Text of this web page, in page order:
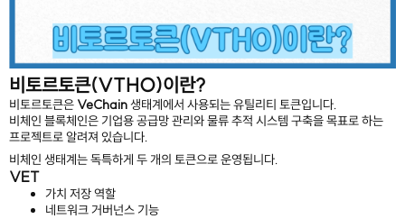
비토르토큰(VTHO)이란?
비토르토큰은 VeChain생태계에서 사용되는 유틸리티 토큰입니다.
비체인 블록체인은 기업용 공급망 관리와 물류 추적 시스템 구축을 목표로 하는
프로젝트로 알려져 있습니다.
비체인 생태계는 독특하게 두 개의 토큰으로 운영됩니다.
VET
가치 저장 역할
네트워크 거버넌스 기능